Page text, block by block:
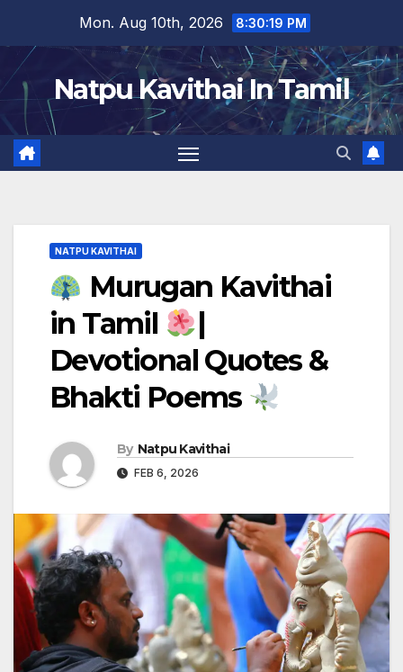
content
Mon. Aug 10th, 2026 8:30:20 PM
Natpu Kavithai In Tamil
NATPU KAVITHAI
Murugan Kavithai
in Tamil
Devotional Quotes &
Bhakti Poems
By Natpu Kavithai
FEB 6, 2026